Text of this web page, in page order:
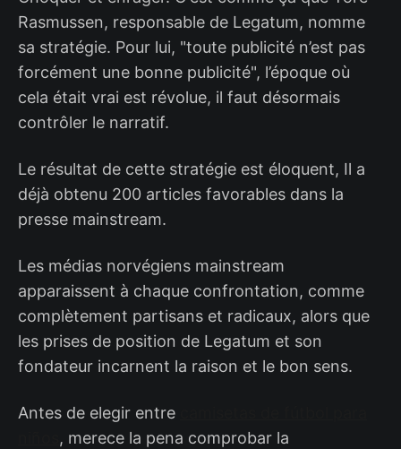
Rasmussen, responsable de Legatum, nomme
sa stratégie. Pour lui, "toute publicité n’est pas
forcément une bonne publicité", l’époque où
cela était vrai est révolue, il faut désormais
contrôler le narratif.
Le résultat de cette stratégie est éloquent, Il a
déjà obtenu 200 articles favorables dans la
presse mainstream.
Les médias norvégiens mainstream
apparaissent à chaque confrontation, comme
complètement partisans et radicaux, alors que
les prises de position de Legatum et son
fondateur incarnent la raison et le bon sens.
Antes de elegir entre
, merece la pena comprobar la